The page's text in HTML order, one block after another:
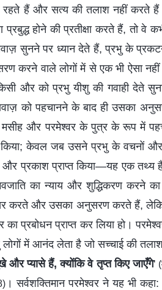
हैं और सत्य की तलाश नहीं करते हैं
प्रबुद्ध होने की प्रतीक्षा करते हैं, तो
सुनने पर ध्यान देते हैं, प्रभु के
करने वाले लोगों में से एक भी ऐसा
और को प्रभु यीशु की गवाही देते
को पहचानने के बाद ही उसका
और परमेश्वर के पुत्र के रूप में
केवल जब उसने प्रभु के वचनों और
और प्रकाश प्राप्त किया—यह एक तथ्य
का न्याय और शुद्धिकरण करने
करते और उसका अनुसरण करते हैं,
प्रबोधन प्राप्त कर लिया हो।
लोगों में आनंद लेता है जो सच्चाई की
और प्यासे हैं, क्योंकि वे तृप्‍त किए जाएँगे'
। सर्वशक्तिमान परमेश्वर ने यह भी कहा: